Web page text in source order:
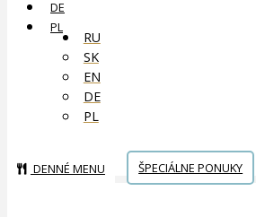
DE
PL
RU
SK
EN
DE
PL
DENNÉ MENU ŠPECIÁLNE PONUKY